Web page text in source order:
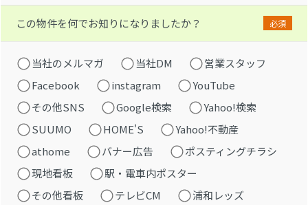
この物件を何でお知りになりましたか？ 必須
当社のメルマガ 当社DM
営業スタッフ
Facebook
instagram
YouTube
その他SNS
Google検索
Yahoo!検索
SUUMO
HOME'S
Yahoo!不動産
athome
バナー広告
ポスティングチラシ
現地看板
駅・電車内ポスター
その他看板
テレビCM
浦和レッズ